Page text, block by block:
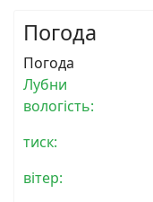
Погода
Погода
Лубни
вологість:
тиск:
вітер: